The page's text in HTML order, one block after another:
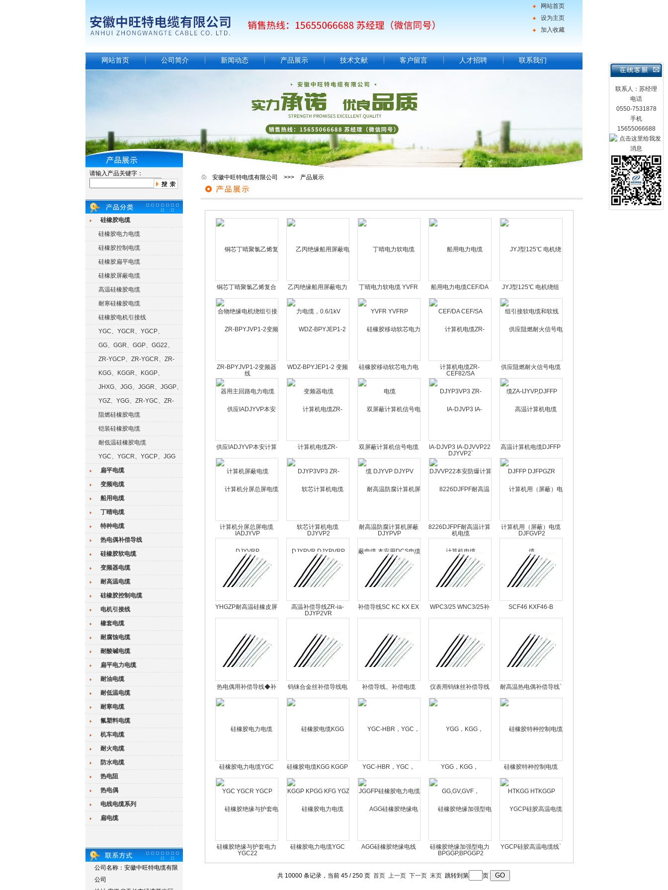
网站首页
设为主页
加入收藏
联系人：苏经理
电话
0550-7531878
手机
15655066688
网站首页 公司简介 新闻动态 产品展示 技术文献 客户留言 人才招聘 联系我们
请输入产品关键字：
硅橡胶电缆
硅橡胶电力电缆
硅橡胶控制电缆
硅橡胶扁平电缆
硅橡胶屏蔽电缆
高温硅橡胶电缆
耐寒硅橡胶电缆
硅橡胶电机引接线
YGC、YGCR、YGCP、
YGCRP
GG、GGR、GGP、GG22、
GGRP
ZR-YGCP、ZR-YGCR、ZR-
YGCRP
KGG、KGGR、KGGP、
KGGRP
JHXG、JGG、JGGR、JGGP、
JGGFYGZ、YGG、ZR-YGC、ZR-
KGG阻燃硅橡胶电缆
铠装硅橡胶电缆
耐低温硅橡胶电缆
YGC、YGCR、YGCP、JGG
扁平电缆
变频电缆
船用电缆
丁晴电缆
特种电缆
热电偶补偿导线
硅橡胶软电缆
变频器电缆
耐高温电缆
硅橡胶控制电缆
电机引接线
橡套电缆
耐腐蚀电缆
耐酸碱电缆
扁平电力电缆
耐油电缆
耐低温电缆
耐寒电缆
氟塑料电缆
机车电缆
耐火电缆
防水电缆
热电阻
热电偶
电线电缆系列
扁电缆
公司名称：安徽中旺特电缆有限
公司
安徽中旺特电缆有限公司 >>> 产品展示
铜芯丁晴聚氯乙烯复合
物绝缘电机绕组引接线
乙丙绝缘船用屏蔽电力
电缆，0.6/1kV
丁晴电力软电缆 YVFR
YVFRP
船用电力电缆CEF/DA
CEF/SA CEF82/SA
JYJ型125℃ 电机绕组
引接软电缆和软线
ZR-BPYJVP1-2变频器
用主回路电力电缆
WDZ-BPYJEP1-2 变频
器电缆
硅橡胶移动软芯电力电
缆
计算机电缆ZR-
DJYP3VP3 ZR-
DJYVP2`
供应阻燃耐火信号电缆
ZA-IJYVP,DJFFP
供应IADJYVP本安计算
机屏蔽电缆IADJYVP
计算机电缆ZR-
DJYP3VP3 ZR-
DJYVP2
双屏蔽计算机信号电缆
DJYVP DJYPV
DJYPVP
IA-DJVP3 IA-DJVVP22
本安防爆计算机电缆
高温计算机电缆DJFFP
DJFPGZR DJFGVP2
计算机分屏总屏电缆
DJYVRP
软芯计算机电缆
DJYPVR DJYPVRP
DJYP2VR
耐高温防腐计算机屏蔽
电缆 本安用DCS电缆
8226DJFPF耐高温计算
机电缆
计算机用（屏蔽）电缆
YHGZP耐高温硅橡皮屏
蔽软电缆
高温补偿导线ZR-ia-
KX-GsFPlVRPl
补偿导线SC KC KX EX
JX TX NC
WPC3/25 WNC3/25补
偿导线
SCF46 KXF46-B
EXF46-S补偿导线
热电偶用补偿导线◆补
偿电缆
钨铼合金丝补偿导线电
缆
补偿导线、补偿电缆
2*1.0 2*1.5 2*2.5
仪表用钨铼丝补偿导线
2*1.0 2*1.5 2*2.5
耐高温热电偶补偿导线`
硅橡胶电力电缆YGC
YGCR YGCP YGC22
硅橡胶电缆KGG KGGP
KPGG KFG YGZ
YGC-HBR，YGC，
JGGFP硅橡胶电力电缆
YGG，KGG，
GG,GV,GVF，
BPGGP,BPGGP2
硅橡胶特种控制电缆
HTKGG HTKGGP
硅橡胶绝缘与护套电力
硅橡胶电力电缆YGC
AGG硅橡胶绝缘电线
硅橡胶绝缘加强型电力
YGCP硅胶高温电缆线`
共 10000 条记录，当前 45 / 250 页 首页 上一页 下一页 末页 跳转到第 页